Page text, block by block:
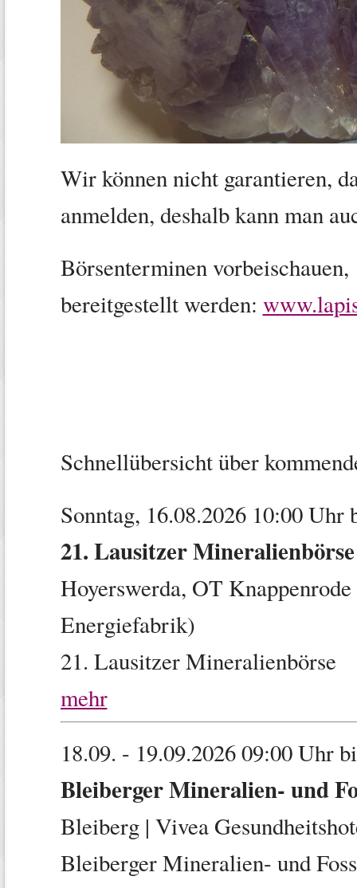
Wir können nicht garantieren,
anmelden, deshalb kann man
Börsenterminen
bereitgestellt werden:
Schnellübersicht über
Sonntag, 16.08.2026 10:00 Uhr
21. Lausitzer
Hoyerswerda, OT Knappenrode
Energiefabrik)
21. Lausitzer Mineralienbörse
mehr
18.09. - 19.09.202609:00 Uhr
Bleiberger Mineralien- und
Bleiberg| Vivea
Bleiberger Mineralien- und